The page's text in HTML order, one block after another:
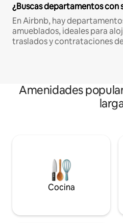
¿Buscas departamentos con
En Airbnb, hay
amueblados, ideales para
traslados y contrataciones
Amenidades
Cocina